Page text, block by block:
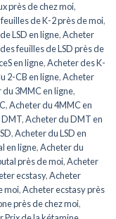
près de chez moi,
de K-2 près de moi,
LSD en ligne,Acheter
feuilles de LSD près de
en ligne,Acheter des K-
2-CB en ligne,Acheter
3MMC en ligne,
,Acheter du 4MMC en
DMT,Acheter du DMT en
,Acheter du LSD en
en ligne,Acheter du
près de moi,Acheter
ecstasy,Acheter
moi,Acheter ecstasy près
près de chez moi,